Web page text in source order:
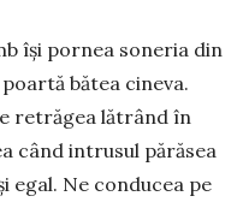
își pornea so­neria din
bătea ci­neva.
retrăgea lă­trând în
când in­tru­sul părăsea
egal. Ne conducea pe